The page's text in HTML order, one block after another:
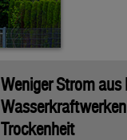
Weniger Strom aus
Trockenheit